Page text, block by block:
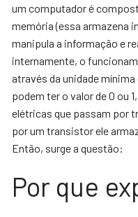
um computador é
memória (essa armazena
manipula a informação e
internamente, o
através da unidade
podem ter o valor de 0 ou
elétricas que passam por
por um transistor ele
Então, surge a questão:
Por que